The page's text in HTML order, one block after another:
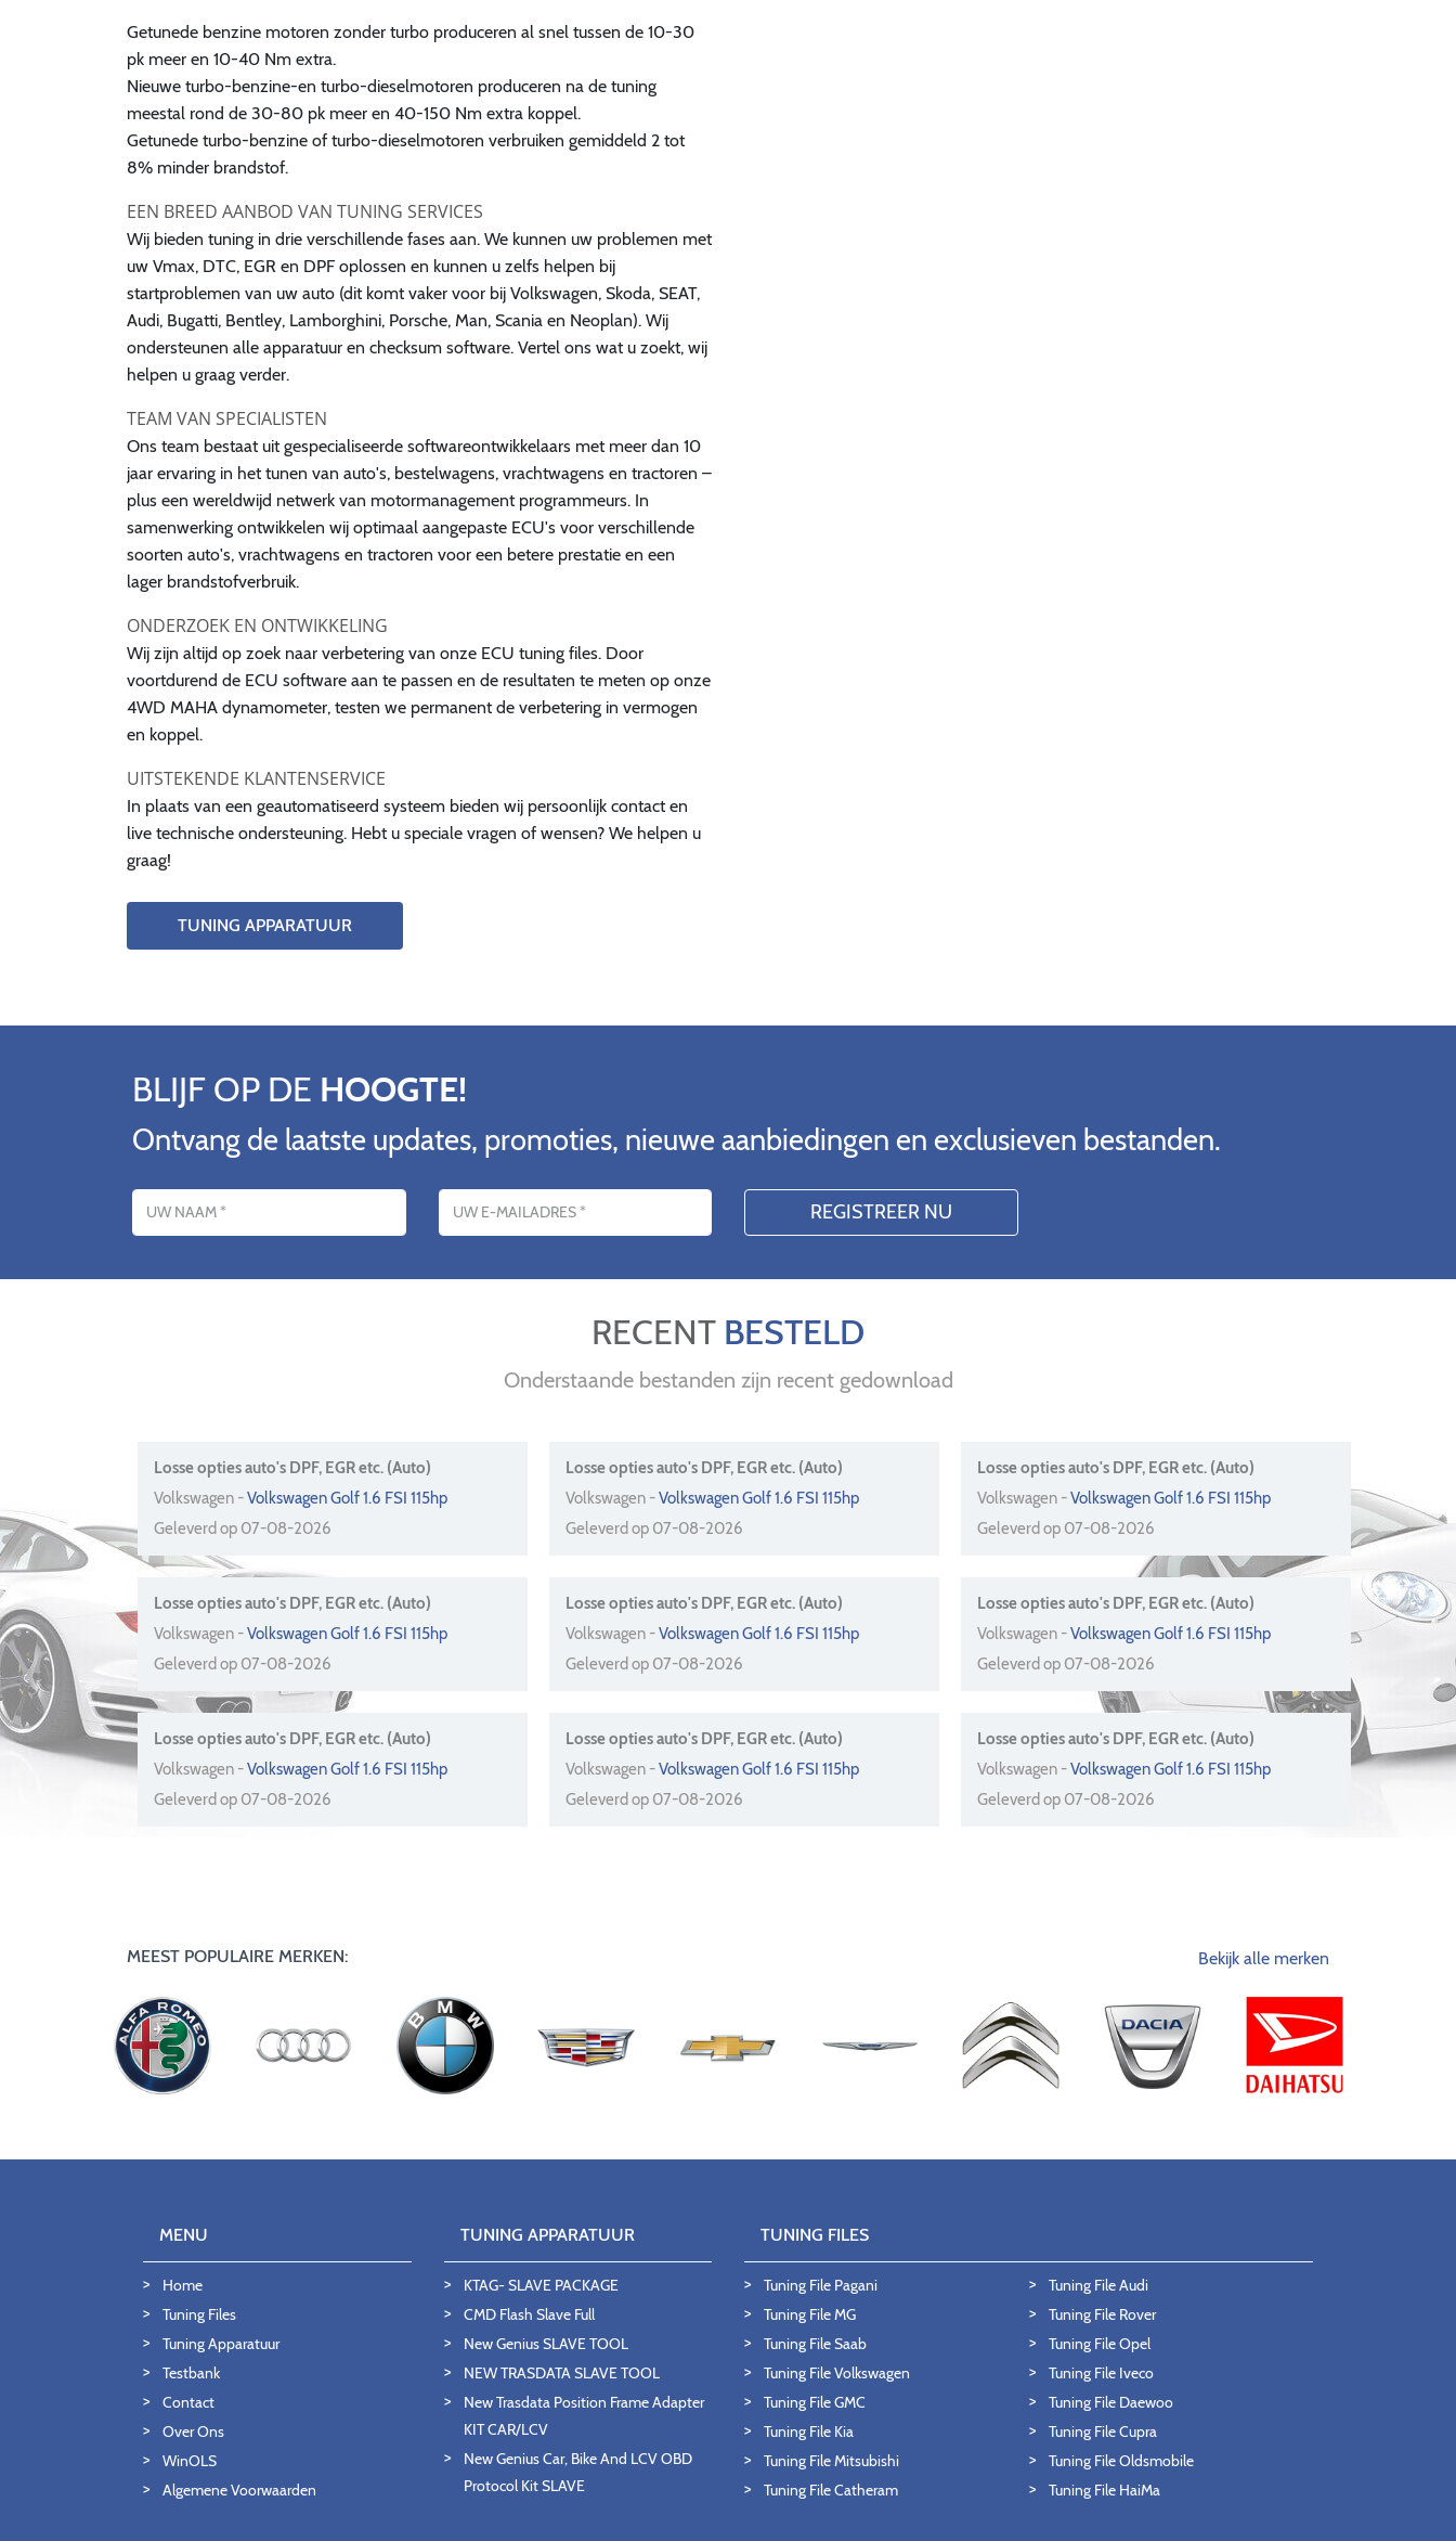
Getunede benzine motoren zonder turbo produceren al snel tussen de 10-30
pk meer en 10-40 Nm extra.
Nieuwe turbo-benzine-en turbo-dieselmotoren produceren na de tuning
meestal rond de 30-80 pk meer en 40-150 Nm extra koppel.
Getunede turbo-benzine of turbo-dieselmotoren verbruiken gemiddeld 2 tot
8% minder brandstof.
EEN BREED AANBOD VAN TUNING SERVICES
Wij bieden tuning in drie verschillende fases aan. We kunnen uw problemen met
uw Vmax, DTC, EGR en DPF oplossen en kunnen u zelfs helpen bij
startproblemen van uw auto (dit komt vaker voor bij Volkswagen, Skoda, SEAT,
Audi, Bugatti, Bentley, Lamborghini, Porsche, Man, Scania en Neoplan). Wij
ondersteunen alle apparatuur en checksum software. Vertel ons wat u zoekt, wij
helpen u graag verder.
TEAM VAN SPECIALISTEN
Ons team bestaat uit gespecialiseerde softwareontwikkelaars met meer dan 10
jaar ervaring in het tunen van auto's, bestelwagens, vrachtwagens en tractoren –
plus een wereldwijd netwerk van motormanagement programmeurs. In
samenwerking ontwikkelen wij optimaal aangepaste ECU's voor verschillende
soorten auto's, vrachtwagens en tractoren voor een betere prestatie en een
lager brandstofverbruik.
ONDERZOEK EN ONTWIKKELING
Wij zijn altijd op zoek naar verbetering van onze ECU tuning files. Door
voortdurend de ECU software aan te passen en de resultaten te meten op onze
4WD MAHA dynamometer, testen we permanent de verbetering in vermogen
en koppel.
UITSTEKENDE KLANTENSERVICE
In plaats van een geautomatiseerd systeem bieden wij persoonlijk contact en
live technische ondersteuning. Hebt u speciale vragen of wensen? We helpen u
graag!
TUNING APPARATUUR
BLIJF OP DE HOOGTE!
Ontvang de laatste updates, promoties, nieuwe aanbiedingen en exclusieven bestanden.
RECENT BESTELD
Onderstaande bestanden zijn recent gedownload
Losse opties auto's DPF, EGR etc. (Auto)
Volkswagen -Volkswagen Golf 1.6 FSI 115hp
Geleverd op 07-08-2026
Losse opties auto's DPF, EGR etc. (Auto)
Volkswagen -Volkswagen Golf 1.6 FSI 115hp
Geleverd op 07-08-2026
Losse opties auto's DPF, EGR etc. (Auto)
Volkswagen -Volkswagen Golf 1.6 FSI 115hp
Geleverd op 07-08-2026
Losse opties auto's DPF, EGR etc. (Auto)
Volkswagen -Volkswagen Golf 1.6 FSI 115hp
Geleverd op 07-08-2026
Losse opties auto's DPF, EGR etc. (Auto)
Volkswagen -Volkswagen Golf 1.6 FSI 115hp
Geleverd op 07-08-2026
Losse opties auto's DPF, EGR etc. (Auto)
Volkswagen -Volkswagen Golf 1.6 FSI 115hp
Geleverd op 07-08-2026
Losse opties auto's DPF, EGR etc. (Auto)
Volkswagen -Volkswagen Golf 1.6 FSI 115hp
Geleverd op 07-08-2026
Losse opties auto's DPF, EGR etc. (Auto)
Volkswagen -Volkswagen Golf 1.6 FSI 115hp
Geleverd op 07-08-2026
Losse opties auto's DPF, EGR etc. (Auto)
Volkswagen -Volkswagen Golf 1.6 FSI 115hp
Geleverd op 07-08-2026
MEEST POPULAIRE MERKEN: Bekijk alle merken
MENU
Home
Tuning Files
Tuning Apparatuur
Testbank
Contact
Over Ons
WinOLS
Algemene Voorwaarden
TUNING APPARATUUR
KTAG- SLAVE PACKAGE
CMD Flash Slave Full
New Genius SLAVE TOOL
NEW TRASDATA SLAVE TOOL
New Trasdata Position Frame Adapter
KIT CAR/LCV
New Genius Car, Bike And LCV OBD
Protocol Kit SLAVE
TUNING FILES
Tuning File Pagani
Tuning File MG
Tuning File Saab
Tuning File Volkswagen
Tuning File GMC
Tuning File Kia
Tuning File Mitsubishi
Tuning File Catheram
Tuning File Audi
Tuning File Rover
Tuning File Opel
Tuning File Iveco
Tuning File Daewoo
Tuning File Cupra
Tuning File Oldsmobile
Tuning File HaiMa